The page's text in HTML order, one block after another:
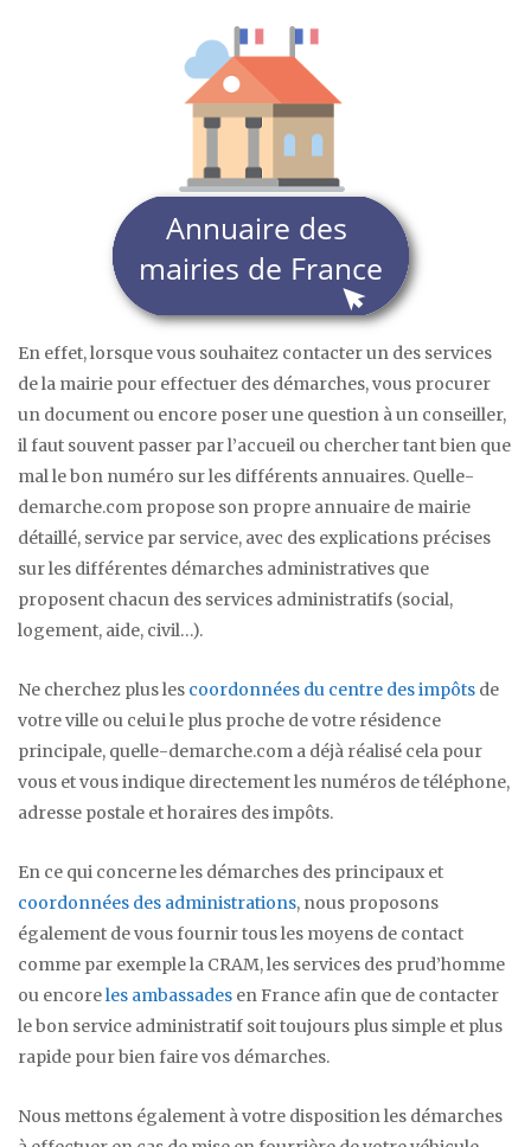
En effet, lorsque vous souhaitez contacter un des services
de la mairie pour effectuer des démarches, vous procurer
un document ou encore poser une question à un conseiller,
il faut souvent passer par l’accueil ou chercher tant bien que
mal le bon numéro sur les différents annuaires. Quelle-
demarche.com propose son propre annuaire de mairie
détaillé, service par service, avec des explications précises
sur les différentes démarches administratives que
proposent chacun des services administratifs (social,
logement, aide, civil…).
Ne cherchez plus les coordonnées du centre des impôts de
votre ville ou celui le plus proche de votre résidence
principale, quelle-demarche.com a déjà réalisé cela pour
vous et vous indique directement les numéros de téléphone,
adresse postale et horaires des impôts.
En ce qui concerne les démarches des principaux et
coordonnées des administrations, nous proposons
également de vous fournir tous les moyens de contact
comme par exemple la CRAM, les services des prud’homme
ou encoreles ambassades en France afin que de contacter
le bon service administratif soit toujours plus simple et plus
rapide pour bien faire vos démarches.
Nous mettons également à votre disposition les démarches